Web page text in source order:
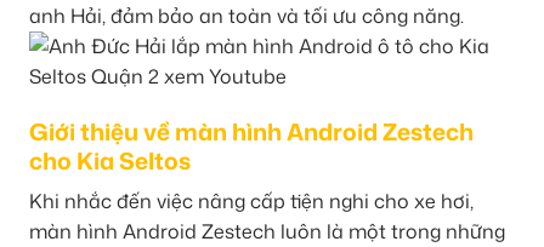
anh Hải, đảm bảo an toàn và tối ưu công năng.
Giới thiệu về màn hình Android Zestech
cho Kia Seltos
Khi nhắc đến việc nâng cấp tiện nghi cho xe hơi,
màn hình Android Zestech luôn là một trong những